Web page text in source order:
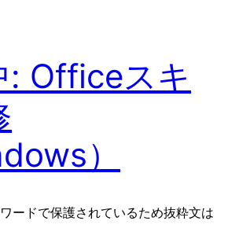
: Officeスキ
）
ードで保護されているため抜粋文は